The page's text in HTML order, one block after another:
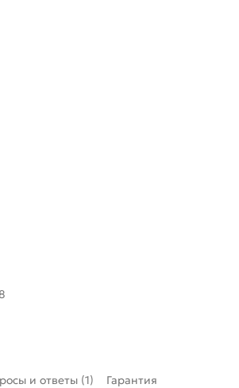
и ответы (1) Гарантия